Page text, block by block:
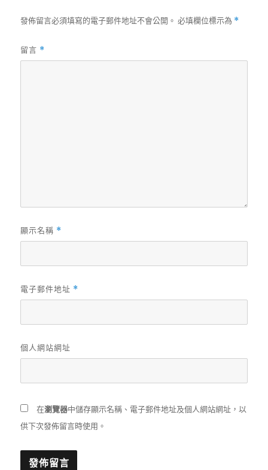
發佈留言必須填寫的電子郵件地址不會公開。 必填欄位標示為 *
留言 *
顯示名稱 *
電子郵件地址 *
個人網站網址
在瀏覽器中儲存顯示名稱、電子郵件地址及個人網站網址，以
供下次發佈留言時使用。